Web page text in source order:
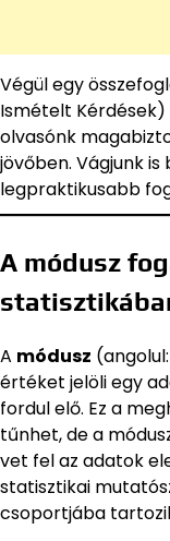
Végül egy
Ismételt Kérdések)
olvasónk
jövőben. Vágjunk
legpraktikusabb
A módusz
A módusz
értéket jelöli egy
fordul elő. Ez a
tűnhet, de a
vet fel az adatok
statisztikai
csoportjába